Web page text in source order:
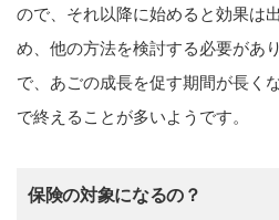
ので、それ以降に始めると効果は
め、他の方法を検討する必要があ
で、あごの成長を促す期間が長く
で終えることが多いようです。
保険の対象になるの？